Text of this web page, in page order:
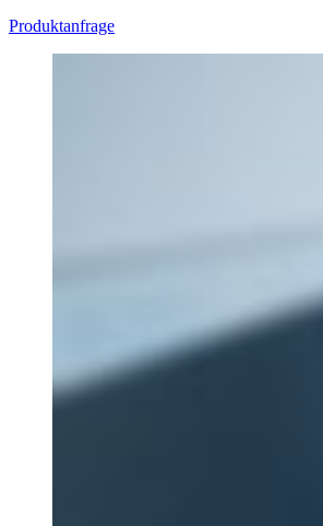
Produktanfrage